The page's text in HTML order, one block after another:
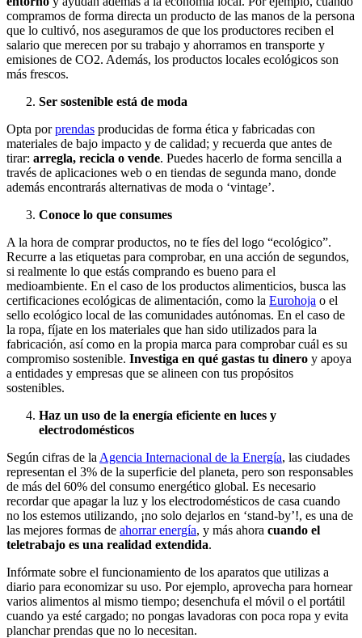
compramos de forma directa un producto de las manos de la persona
que lo cultivó, nos aseguramos de que los productores reciben el
salario que merecen por su trabajo y ahorramos en transporte y
emisiones de CO2. Además, los productos locales ecológicos son
más frescos.
Ser sostenible está de moda
Opta porprendas producidas de forma ética y fabricadas con
materiales de bajo impacto y de calidad; y recuerda que antes de
tirar: arregla, recicla o vende. Puedes hacerlo de forma sencilla a
través de aplicaciones web o en tiendas de segunda mano, donde
además encontrarás alternativas de moda o ‘vintage’.
Conoce lo que consumes
A la hora de comprar productos, no te fíes del logo “ecológico”.
Recurre a las etiquetas para comprobar, en una acción de segundos,
si realmente lo que estás comprando es bueno para el
medioambiente. En el caso de los productos alimenticios, busca las
certificaciones ecológicas de alimentación, como la Eurohoja o el
sello ecológico local de las comunidades autónomas. En el caso de
la ropa, fíjate en los materiales que han sido utilizados para la
fabricación, así como en la propia marca para comprobar cuál es su
compromiso sostenible. Investiga en qué gastas tu dinero y apoya
a entidades y empresas que se alineen con tus propósitos
sostenibles.
Haz un uso de la energía eficiente en luces y
electrodomésticos
Según cifras de la Agencia Internacional de la Energía, las ciudades
representan el 3% de la superficie del planeta, pero son responsables
de más del 60% del consumo energético global. Es necesario
recordar que apagar la luz y los electrodomésticos de casa cuando
no los estemos utilizando, ¡no solo dejarlos en ‘stand-by’!, es una de
las mejores formas de ahorrar energía, y más ahora cuando el
teletrabajo es una realidad extendida.
Infórmate sobre el funcionamiento de los aparatos que utilizas a
diario para economizar su uso. Por ejemplo, aprovecha para hornear
varios alimentos al mismo tiempo; desenchufa el móvil o el portátil
cuando ya esté cargado; no pongas lavadoras con poca ropa y evita
planchar prendas que no lo necesitan.